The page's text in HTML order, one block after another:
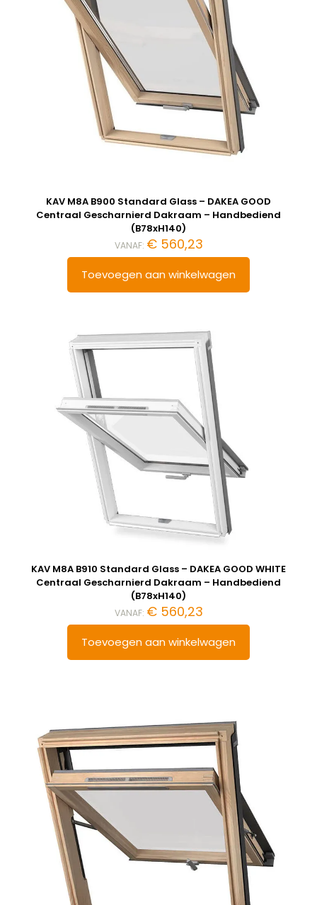
KAV M8A B900 Standard Glass – DAKEA GOOD
Centraal Gescharnierd Dakraam – Handbediend
(B78xH140)
VANAF: €560,23
Toevoegen aan winkelwagen
KAV M8A B910 Standard Glass – DAKEA GOOD WHITE
Centraal Gescharnierd Dakraam – Handbediend
(B78xH140)
VANAF: €560,23
Toevoegen aan winkelwagen